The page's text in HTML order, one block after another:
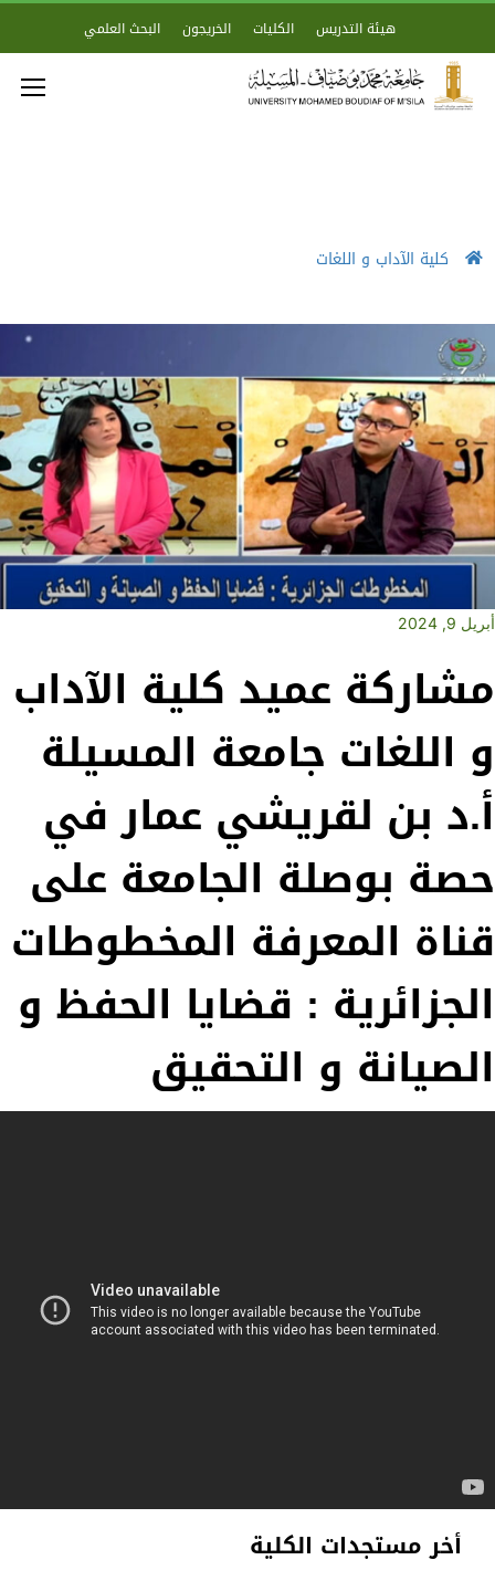
هيئة التدريس الكليات الخريجون البحث العلمي
كلية الآداب و اللغات
أخر مستجدات الكلية
أبريل 9, 2024
مشاركة عميد كلية الآداب
و اللغات جامعة المسيلة
أ.د بن لقريشي عمار في
حصة بوصلة الجامعة على
قناة المعرفة المخطوطات
الجزائرية : قضايا الحفظ و
الصيانة و التحقيق